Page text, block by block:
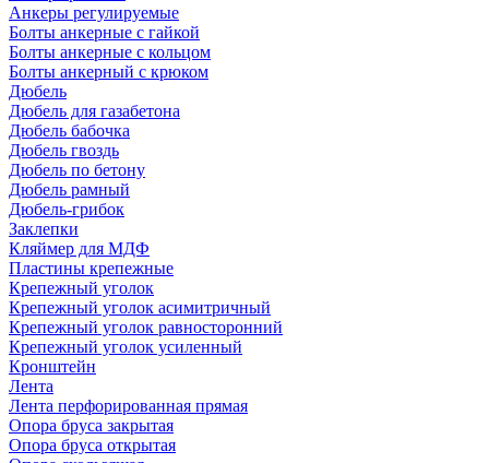
Анкеры регулируемые
Болты анкерные с гайкой
Болты анкерные с кольцом
Болты анкерный с крюком
Дюбель
Дюбель для газабетона
Дюбель бабочка
Дюбель гвоздь
Дюбель по бетону
Дюбель рамный
Дюбель-грибок
Заклепки
Кляймер для МДФ
Пластины крепежные
Крепежный уголок
Крепежный уголок асимитричный
Крепежный уголок равносторонний
Крепежный уголок усиленный
Кронштейн
Лента
Лента перфорированная прямая
Опора бруса закрытая
Опора бруса открытая